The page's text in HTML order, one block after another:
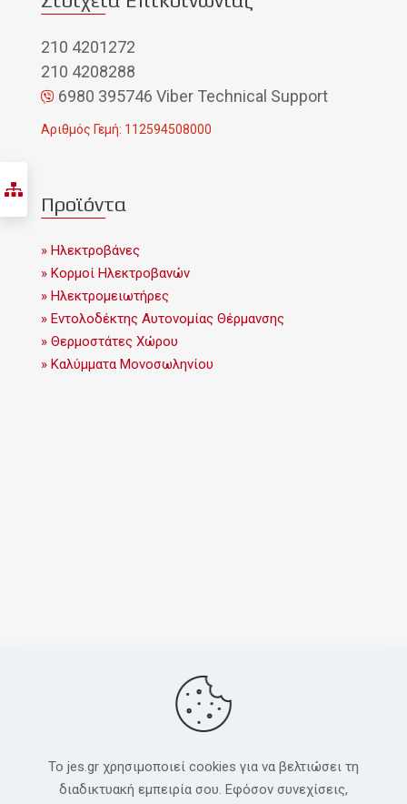
210 4201272
210 4208288
6980 395746 Viber Technical Support
Αριθμός Γεμή: 112594508000
Προϊόντα
» Ηλεκτροβάνες
» Κορμοί Ηλεκτροβανών
» Ηλεκτρομειωτήρες
» Εντολοδέκτης Αυτονομίας Θέρμανσης
» Θερμοστάτες Χώρου
» Καλύμματα Μονοσωληνίου
To jes.gr χρησιμοποιεί cookies για να βελτιώσει τη
διαδικτυακή εμπειρία σου. Εφόσον συνεχίσεις,